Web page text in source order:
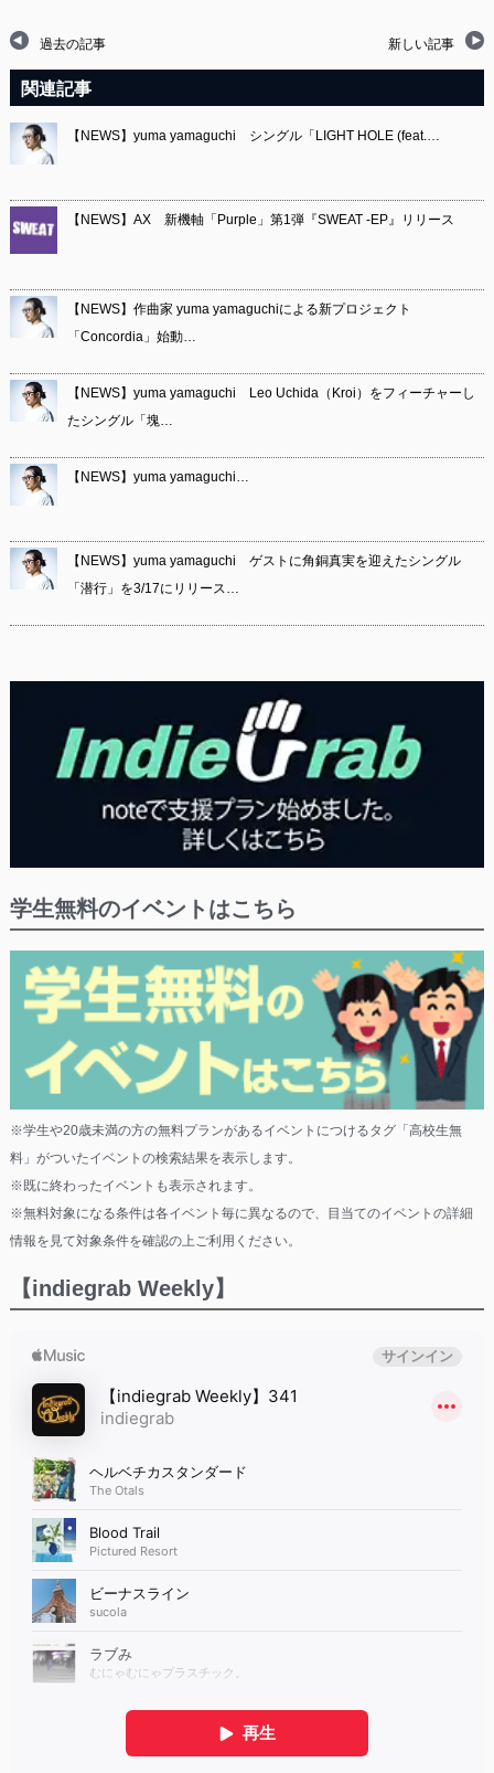
過去の記事 新しい記事
関連記事
【NEWS】yuma yamaguchi シングル「LIGHT HOLE (feat.…
【NEWS】AX 新機軸「Purple」第1弾『SWEAT -EP』リリース
【NEWS】作曲家 yuma yamaguchiによる新プロジェクト
「Concordia」始動…
【NEWS】yuma yamaguchi Leo Uchida（Kroi）をフィーチャーし
たシングル「塊…
【NEWS】yuma yamaguchi…
【NEWS】yuma yamaguchi ゲストに角銅真実を迎えたシングル
「潜行」を3/17にリリース…
学生無料のイベントはこちら
※学生や20歳未満の方の無料プランがあるイベントにつけるタグ「高校生無
料」がついたイベントの検索結果を表示します。
※既に終わったイベントも表示されます。
※無料対象になる条件は各イベント毎に異なるので、目当てのイベントの詳細
情報を見て対象条件を確認の上ご利用ください。
【indiegrab Weekly】